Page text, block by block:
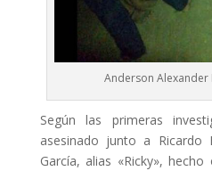
Anderson Alexander
Según las primeras
asesinado junto a Ricardo
García, alias «Ricky»,